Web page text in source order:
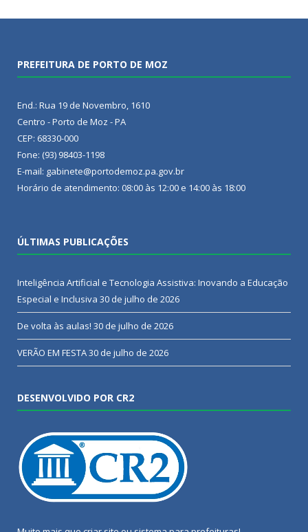
PREFEITURA DE PORTO DE MOZ
End.: Rua 19 de Novembro, 1610
Centro - Porto de Moz - PA
CEP: 68330-000
Fone: (93) 98403-1198
E-mail: gabinete@portodemoz.pa.gov.br
Horário de atendimento: 08:00 às 12:00 e 14:00 às 18:00
ÚLTIMAS PUBLICAÇÕES
Inteligência Artificial e Tecnologia Assistiva: Inovando a Educação
Especial e Inclusiva 30 de julho de 2026
De volta às aulas! 30 de julho de 2026
VERÃO EM FESTA30 de julho de 2026
DESENVOLVIDO POR CR2